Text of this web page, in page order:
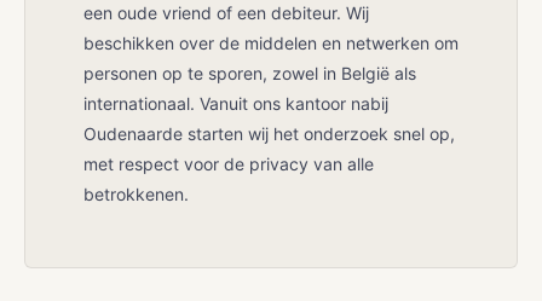
een oude vriend of een debiteur. Wij
beschikken over de middelen en netwerken om
personen op te sporen, zowel in België als
internationaal. Vanuit ons kantoor nabij
Oudenaarde starten wij het onderzoek snel op,
met respect voor de privacy van alle
betrokkenen.